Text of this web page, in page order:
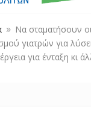
9
Να σταματήσουν
γιατρών για
για ένταξη κι